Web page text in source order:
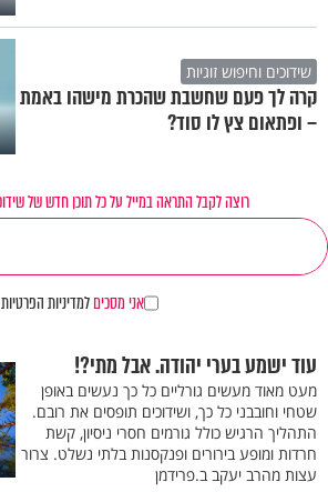
שידוכים וחיפוש זוגיות
קרה לך פעם שחשבת שהכרת מישהו באמת
– ופתאום צץ לו סוד?
רוצה לקבל התראה במייל על כל תוכן חדש של
אני מסכיםלמדיניות הפרטיות
עוד ישמע בערי יהודה. אבל מתי?!
מעט מאוד מעשים גורליים כל כך נעשים באופן
שטחי וחובבני כל כך, ושידוכים תופסים את רובם.
התהליך הרגיש כולל גורמים חסרי ניסיון, קשת
חרדות ומופע בירורים ופנקסנות בלתי נשלט. צרור
עצות מהרב יעקב ב.פרידמן